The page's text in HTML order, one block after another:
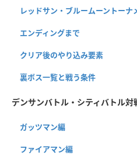
レッドサン・ブルームーントーナ
エンディングまで
クリア後のやり込み要素
裏ボス一覧と戦う条件
デンサンバトル・シティバトル対
ガッツマン編
ファイアマン編